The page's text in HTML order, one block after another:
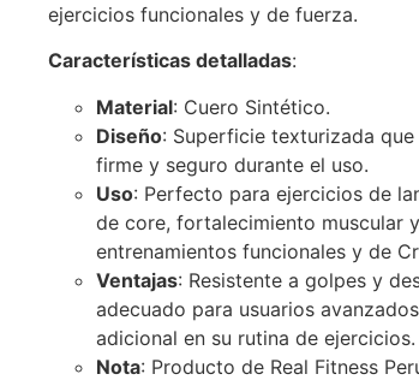
ejercicios funcionales y de fuerza.
Características detalladas:
Material: Cuero Sintético.
Diseño: Superficie texturizada
firme y seguro durante el uso.
Uso: Perfecto para ejercicios de
de core, fortalecimiento muscular
entrenamientos funcionales y de
Ventajas: Resistente a golpes y
adecuado para usuarios
adicional en su rutina de ejercicios.
Nota: Producto de Real Fitness